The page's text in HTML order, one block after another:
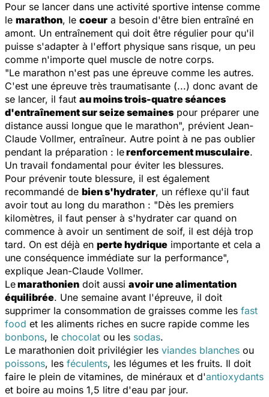
Pour se lancer dans une activité sportive intense comme
le marathon, le coeur a besoin d'être bien entraîné en
amont. Un entraînement qui doit être régulier pour qu'il
puisse s'adapter à l'effort physique sans risque, un peu
comme n'importe quel muscle de notre corps.
"Le marathon n'est pas une épreuve comme les autres.
C'est une épreuve très traumatisante (...) donc avant de
se lancer, il faut au moins trois-quatre séances
d'entraînement sur seize semaines pour préparer une
distance aussi longue que le marathon", prévient Jean-
Claude Vollmer, entraîneur. Autre point à ne pas oublier
pendant la préparation : lerenforcement musculaire.
Un travail fondamental pour éviter les blessures.
Pour prévenir toute blessure, il est également
recommandé de bien s'hydrater, un réflexe qu'il faut
avoir tout au long du marathon : "Dès les premiers
kilomètres, il faut penser à s'hydrater car quand on
commence à avoir un sentiment de soif, il est déjà trop
tard. On est déjà en perte hydrique importante et cela a
une conséquence immédiate sur la performance",
explique Jean-Claude Vollmer.
Lemarathonien doit aussi avoir une alimentation
équilibrée. Une semaine avant l'épreuve, il doit
supprimer la consommation de graisses comme les fast
food et les aliments riches en sucre rapide comme les
bonbons, le chocolat ou les sodas.
Le marathonien doit privilégier les viandes blanches ou
poissons, les féculents, les légumes et les fruits. Il doit
faire le plein de vitamines, de minéraux et d'antioxydants
et boire au moins 1,5 litre d'eau par jour.